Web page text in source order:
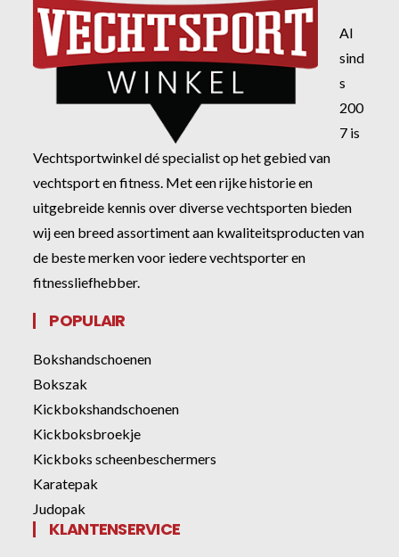
Al
sind
s
200
7 is
Vechtsportwinkel dé specialist op het gebied van
vechtsport en fitness. Met een rijke historie en
uitgebreide kennis over diverse vechtsporten bieden
wij een breed assortiment aan kwaliteitsproducten van
de beste merken voor iedere vechtsporter en
fitnessliefhebber.
POPULAIR
Bokshandschoenen
Bokszak
Kickbokshandschoenen
Kickboksbroekje
Kickboks scheenbeschermers
Karatepak
Judopak
KLANTENSERVICE